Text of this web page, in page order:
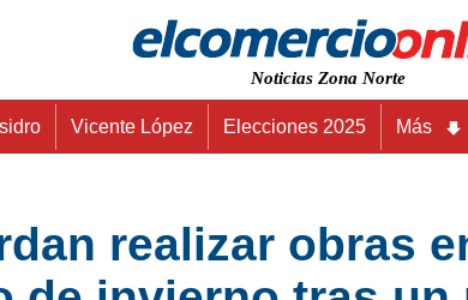
Noticias Zona Norte
Vicente López Elecciones 2025 Más
realizar obras